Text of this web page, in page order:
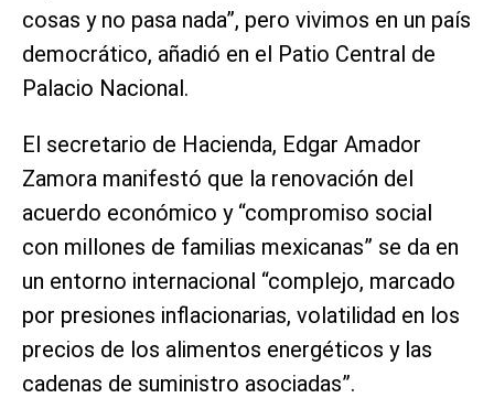
cosas y no pasa nada”, pero vivimos en un país
democrático, añadió en el Patio Central de
Palacio Nacional.
El secretario de Hacienda, Edgar Amador
Zamora manifestó que la renovación del
acuerdo económico y “compromiso social
con millones de familias mexicanas” se da en
un entorno internacional “complejo, marcado
por presiones inflacionarias, volatilidad en los
precios de los alimentos energéticos y las
cadenas de suministro asociadas”.